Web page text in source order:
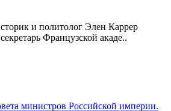
и политолог Элен Каррер
Французской акаде..